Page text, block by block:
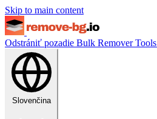
Skip to main content
Odstrániť pozadie Bulk RemoverTools
Slovenčina